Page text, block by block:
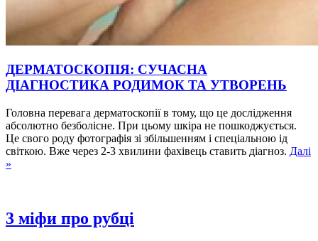
ДЕРМАТОСКОПІЯ: СУЧАСНА
ДІАГНОСТИКА РОДИМОК ТА УТВОРЕНЬ
Головна перевага дерматоскопії в тому, що це дослідження
абсолютно безболісне. При цьому шкіра не пошкоджується.
Це свого роду фотографія зі збільшенням і спеціальною ід
світкою. Вже через 2-3 хвилини фахівець ставить діагноз. Далі
»
3 міфи про рубці